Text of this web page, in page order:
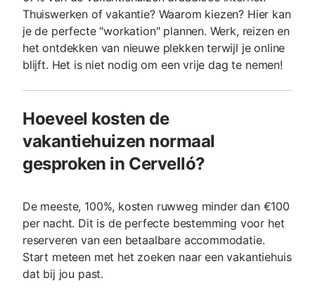
Thuiswerken of vakantie? Waarom kiezen? Hier kan
je de perfecte "workation" plannen. Werk, reizen en
het ontdekken van nieuwe plekken terwijl je online
blijft. Het is niet nodig om een vrije dag te nemen!
Hoeveel kosten de
vakantiehuizen normaal
gesproken in Cervelló?
De meeste, 100%, kosten ruwweg minder dan €100
per nacht. Dit is de perfecte bestemming voor het
reserveren van een betaalbare accommodatie.
Start meteen met het zoeken naar een vakantiehuis
dat bij jou past.